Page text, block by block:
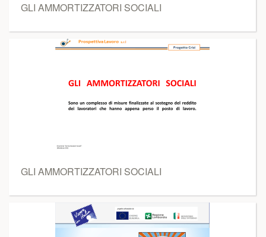
GLI AMMORTIZZATORI SOCIALI
GLI AMMORTIZZATORI SOCIALI